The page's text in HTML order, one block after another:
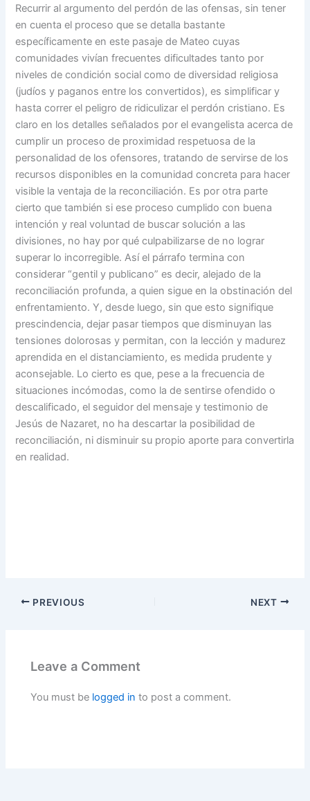
Recurrir al argumento del perdón de las ofensas, sin tener
en cuenta el proceso que se detalla bastante
específicamente en este pasaje de Mateo cuyas
comunidades vivían frecuentes dificultades tanto por
niveles de condición social como de diversidad religiosa
(judíos y paganos entre los convertidos), es simplificar y
hasta correr el peligro de ridiculizar el perdón cristiano. Es
claro en los detalles señalados por el evangelista acerca de
cumplir un proceso de proximidad respetuosa de la
personalidad de los ofensores, tratando de servirse de los
recursos disponibles en la comunidad concreta para hacer
visible la ventaja de la reconciliación. Es por otra parte
cierto que también si ese proceso cumplido con buena
intención y real voluntad de buscar solución a las
divisiones, no hay por qué culpabilizarse de no lograr
superar lo incorregible. Así el párrafo termina con
considerar “gentil y publicano” es decir, alejado de la
reconciliación profunda, a quien sigue en la obstinación del
enfrentamiento. Y, desde luego, sin que esto signifique
prescindencia, dejar pasar tiempos que disminuyan las
tensiones dolorosas y permitan, con la lección y madurez
aprendida en el distanciamiento, es medida prudente y
aconsejable. Lo cierto es que, pese a la frecuencia de
situaciones incómodas, como la de sentirse ofendido o
descalificado, el seguidor del mensaje y testimonio de
Jesús de Nazaret, no ha descartar la posibilidad de
reconciliación, ni disminuir su propio aporte para convertirla
en realidad.
PREVIOUS NEXT
Leave a Comment
You must be logged in to post a comment.